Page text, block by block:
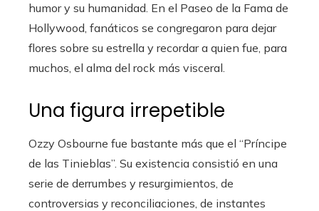
humor y su humanidad. En el Paseo de la Fama de
Hollywood, fanáticos se congregaron para dejar
flores sobre su estrella y recordar a quien fue, para
muchos, el alma del rock más visceral.
Una figura irrepetible
Ozzy Osbourne fue bastante más que el “Príncipe
de las Tinieblas”. Su existencia consistió en una
serie de derrumbes y resurgimientos, de
controversias y reconciliaciones, de instantes